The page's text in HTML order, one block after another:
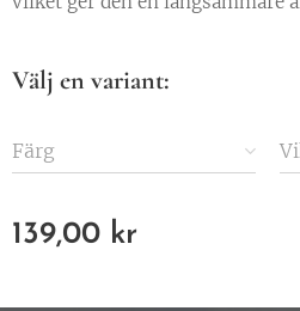
Välj en variant:
Färg
139,00 kr